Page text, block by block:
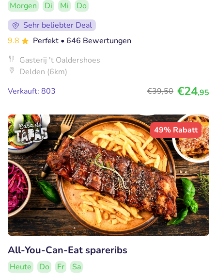
Morgen Di Mi
Do
Sehr beliebter Deal
9.8
Perfekt • 646 Bewertungen
Gasterij 't Oaldershoes
Delden (6km)
Verkauft: 803
€39,50 €24,95
49% Rabatt
All-You-Can-Eat spareribs
Heute Do Fr
Sa